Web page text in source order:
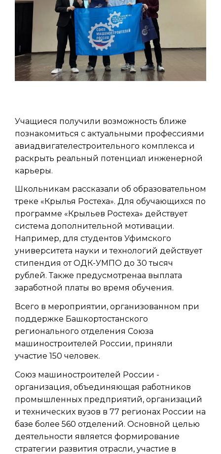
Учащиеся получили возможность ближе
познакомиться с актуальными профессиями
авиадвигателестроительного комплекса и
раскрыть реальный потенциал инженерной
карьеры.
Школьникам рассказали об образовательном
треке «Крылья Ростеха». Для обучающихся по
программе «Крыльев Ростеха» действует
система дополнительной мотивации.
Например, для студентов Уфимского
университета науки и технологий действует
стипендия от ОДК-УМПО до 30 тысяч
рублей. Также предусмотренaа выплата
заработной платы во время обучения.
Всего в мероприятии, организованном при
поддержке Башкортостанского
регионального отделения Союза
машиностроителей России, приняли
участие 150 человек.
Союз машиностроителей России -
организация, объединяющая работников
промышленных предприятий, организаций
и технических вузов в 77 регионах России на
базе более 560 отделений. Основной целью
деятельности является формирование
стратегии развития отрасли, участие в